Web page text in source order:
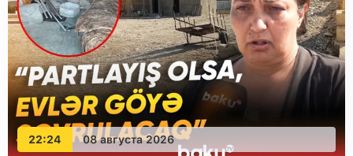
22:24 08 августа 2026